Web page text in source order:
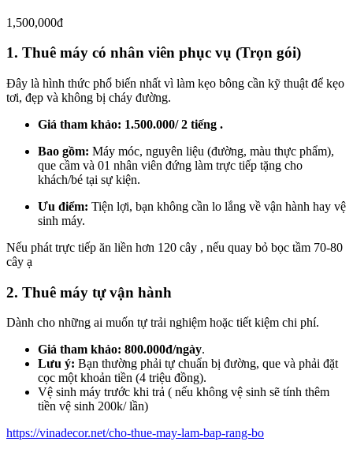
1,500,000đ
1. Thuê máy có nhân viên phục vụ (Trọn gói)
Đây là hình thức phổ biến nhất vì làm kẹo bông cần kỹ thuật để kẹo
tơi, đẹp và không bị cháy đường.
Giá tham khảo: 1.500.000/ 2 tiếng .
Bao gồm: Máy móc, nguyên liệu (đường, màu thực phẩm),
que cầm và 01 nhân viên đứng làm trực tiếp tặng cho
khách/bé tại sự kiện.
Ưu điểm: Tiện lợi, bạn không cần lo lắng về vận hành hay vệ
sinh máy.
Nếu phát trực tiếp ăn liền hơn 120 cây , nếu quay bỏ bọc tầm 70-80
cây ạ
2. Thuê máy tự vận hành
Dành cho những ai muốn tự trải nghiệm hoặc tiết kiệm chi phí.
Giá tham khảo: 800.000đ/ngày.
Lưu ý: Bạn thường phải tự chuẩn bị đường, que và phải đặt
cọc một khoản tiền (4 triệu đồng).
Vệ sinh máy trước khi trả ( nếu không vệ sinh sẽ tính thêm
tiền vệ sinh 200k/ lần)
https://vinadecor.net/cho-thue-may-lam-bap-rang-bo